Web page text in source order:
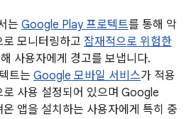
는 Google Play 프로텍트를 통해 악
모니터링하고 잠재적으로 위험한
사용자에게 경고를 보냅니다.
트는 Google 모바일 서비스가 적용
로 사용 설정되어 있으며 Google
앱을 설치하는 사용자에게 특히 중